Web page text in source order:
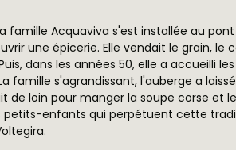
famille Acquaviva s'est installée au
une épicerie. Elle vendait le grain, le
dans les années 50, elle a accueilli
famille s'agrandissant, l'auberge a
de loin pour manger la soupe corse et
petits-enfants qui perpétuent cette